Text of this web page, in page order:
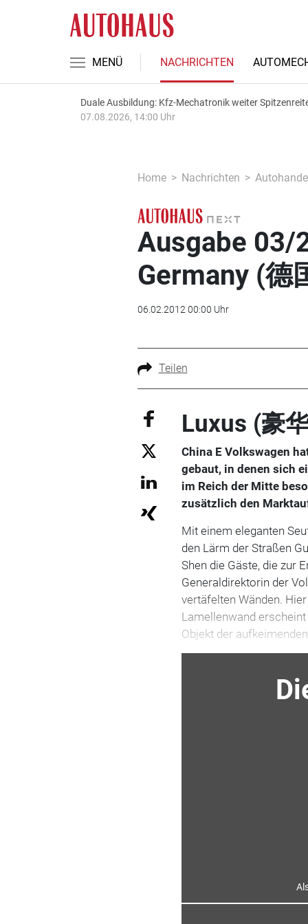
MENÜ NACHRICHTEN
Duale Ausbildung: Kfz-Mechatronik weiter
07.08.2026, 14:00 Uhr
Home Nachrichten
Ausgabe 03/
Germany (德
06.02.2012 00:00 Uhr
Teilen
Luxus (豪
China E Volkswagen
gebaut, in denen sich
im Reich der Mitte
zusätzlich den
Mit einem eleganten
den Lärm der Straßen
Shen die Gäste, die zur
Generaldirektorin der
vertäfelten Wänden.
Lamellenwand
Objekt der aufkeimenden